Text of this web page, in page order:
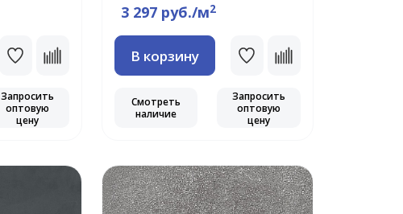
Запросить
оптовую
цену
3 297 руб./м2
В корзину
Смотреть
наличие
Запросить
оптовую
цену